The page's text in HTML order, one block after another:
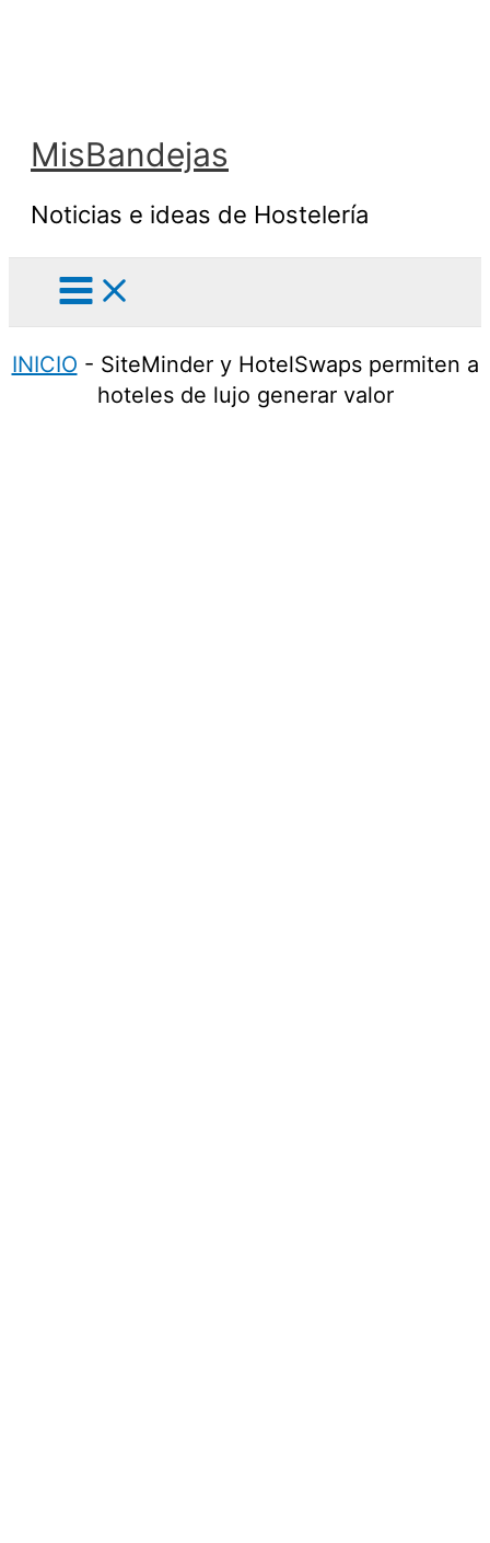
MisBandejas
Noticias e ideas de Hostelería
INICIO - SiteMinder y HotelSwaps permiten a
hoteles de lujo generar valor